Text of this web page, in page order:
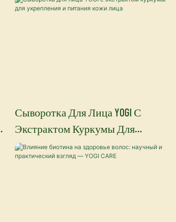
Профессиональных Средств Для
Сыворотка Для Лица YOGI С
Экстрактом Куркумы Для
Укрепления И Питания Кожи
Лица